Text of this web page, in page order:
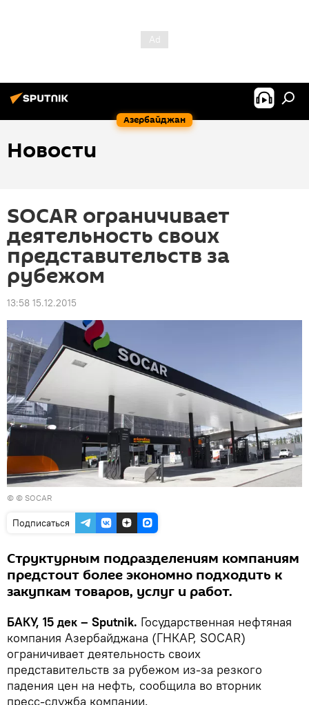
Азербайджан
Новости
SOCAR ограничивает
деятельность своих
представительств за
рубежом
13:58 15.12.2015
© © SOCAR
Подписаться
Структурным подразделениям компаниям
предстоит более экономно подходить к
закупкам товаров, услуг и работ.
БАКУ, 15 дек – Sputnik. Государственная нефтяная
компания Азербайджана (ГНКАР, SOCAR)
ограничивает деятельность своих
представительств за рубежом из-за резкого
падения цен на нефть, сообщила во вторник
пресс-служба компании.